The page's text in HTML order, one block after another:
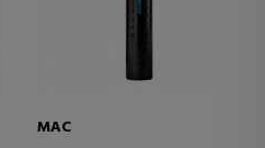
MAC